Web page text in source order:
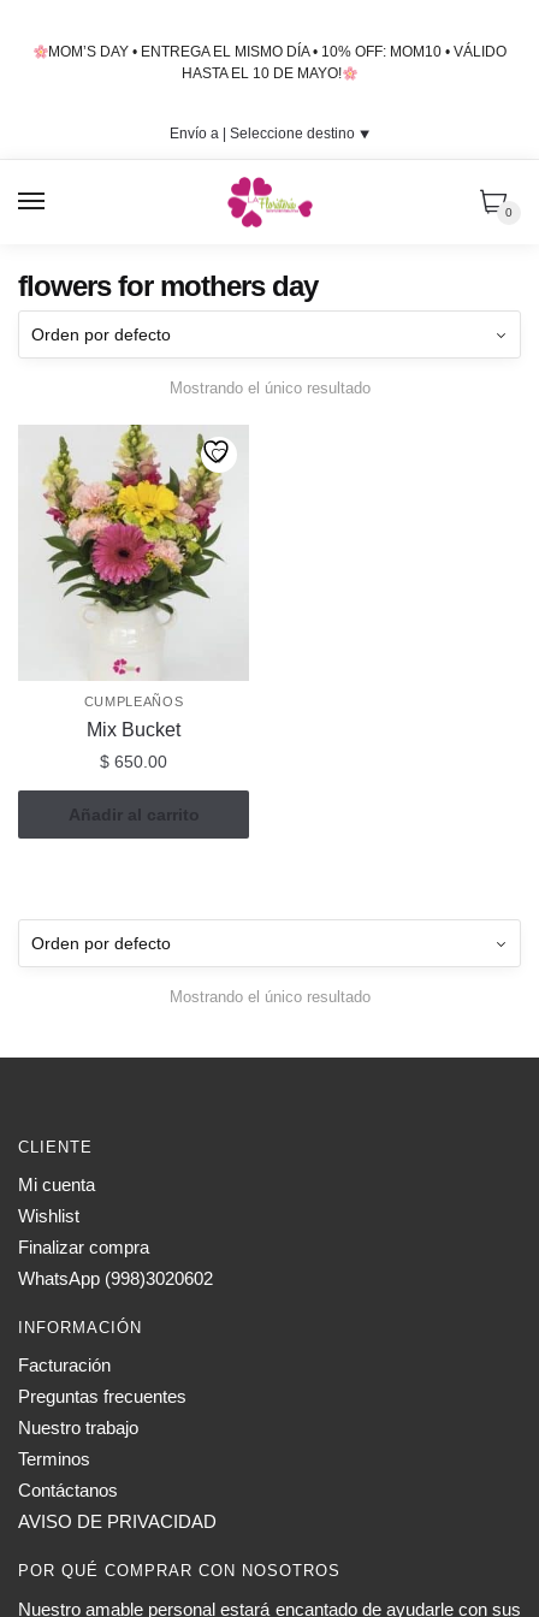
MOM’S DAY • ENTREGA EL MISMO DÍA • 10% OFF: MOM10 • VÁLIDO
HASTA EL 10 DE MAYO!
Envío a | Seleccione destino⯆
0
flowers for mothers day
Mostrando el único resultado
CUMPLEAÑOS
Mix Bucket
$ 650.00
Añadir al carrito
Mostrando el único resultado
CLIENTE
Mi cuenta
Wishlist
Finalizar compra
WhatsApp (998)3020602
INFORMACIÓN
Facturación
Preguntas frecuentes
Nuestro trabajo
Terminos
Contáctanos
AVISO DE PRIVACIDAD
POR QUÉ COMPRAR CON NOSOTROS
Nuestro amable personal estará encantado de ayudarle con sus